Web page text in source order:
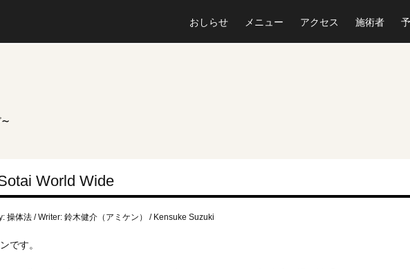
おしらせ メニュー アクセス 施術者
World Wide
操体法 / Writer: 鈴木健介（アミケン） / Kensuke Suzuki
です。